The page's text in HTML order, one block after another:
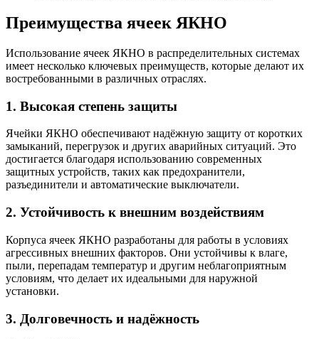
Преимущества ячеек ЯКНО
Использование ячеек ЯКНО в распределительных системах
имеет несколько ключевых преимуществ, которые делают их
востребованными в различных отраслях.
1. Высокая степень защиты
Ячейки ЯКНО обеспечивают надёжную защиту от коротких
замыканий, перегрузок и других аварийных ситуаций. Это
достигается благодаря использованию современных
защитных устройств, таких как предохранители,
разъединители и автоматические выключатели.
2. Устойчивость к внешним воздействиям
Корпуса ячеек ЯКНО разработаны для работы в условиях
агрессивных внешних факторов. Они устойчивы к влаге,
пыли, перепадам температур и другим неблагоприятным
условиям, что делает их идеальными для наружной
установки.
3. Долговечность и надёжность